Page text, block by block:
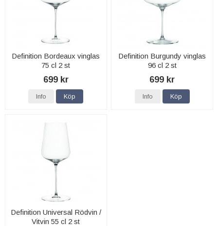
Definition Bordeaux vinglas
75 cl 2 st
699 kr
Info Köp
Definition Burgundy vinglas
96 cl 2 st
699 kr
Info Köp
Definition Universal Rödvin /
Vitvin 55 cl 2 st